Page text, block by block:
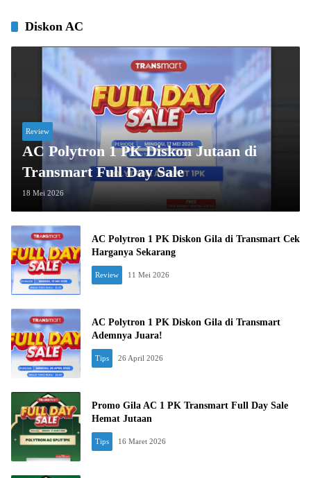
Diskon AC
Review
AC Polytron 1 PK Diskon Jutaan di
Transmart Full Day Sale
18 Mei 2026
AC Polytron 1 PK Diskon Gila di Transmart Cek
Harganya Sekarang
Review 11 Mei 2026
AC Polytron 1 PK Diskon Gila di Transmart
Ademnya Juara!
Tips 26 April 2026
Promo Gila AC 1 PK Transmart Full Day Sale
Hemat Jutaan
Tips 16 Maret 2026